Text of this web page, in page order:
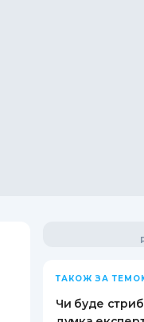
ТАКОЖ ЗА
Чи буде